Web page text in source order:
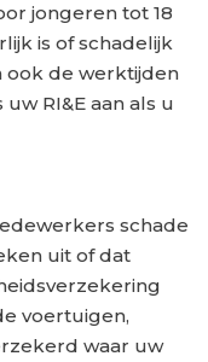
jongeren tot 18
is of schadelijk
ook de werktijden
RI&E aan als u
schade
uit of dat
voertuigen,
waar uw